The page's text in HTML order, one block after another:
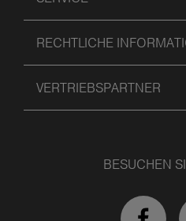
RECHTLICHE
VERTRIEBSPARTNER
BESUCHEN